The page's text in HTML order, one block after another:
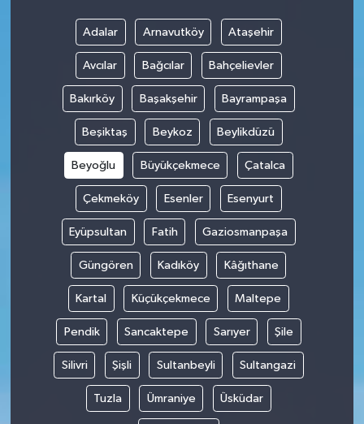
Adalar Arnavutköy Ataşehir
Avcılar Bağcılar Bahçelievler
Bakırköy Başakşehir Bayrampaşa
Beşiktaş Beykoz Beylikdüzü
Beyoğlu Büyükçekmece Çatalca
Çekmeköy Esenler Esenyurt
Eyüpsultan Fatih Gaziosmanpaşa
Güngören Kadıköy Kâğıthane
Kartal Küçükçekmece Maltepe
Pendik Sancaktepe Sarıyer Şile
Silivri Şişli Sultanbeyli Sultangazi
Tuzla Ümraniye Üsküdar